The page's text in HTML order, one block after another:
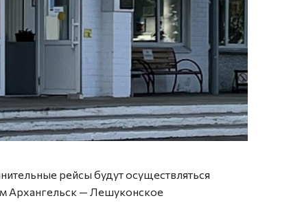
рейсы будут осуществляться
Архангельск — Лешуконское